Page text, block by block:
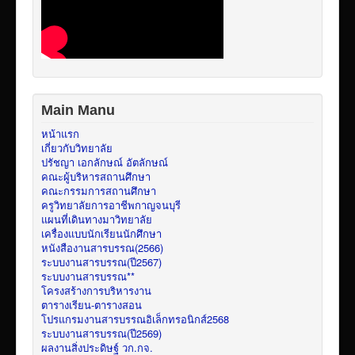
Main Manu
หน้าแรก
เกี่ยวกับวิทยาลัย
ปรัชญา เอกลักษณ์ อัตลักษณ์
คณะผู้บริหารสถานศึกษา
คณะกรรมการสถานศึกษา
ครูวิทยาลัยการอาชีพกาญจนบุรี
แผนที่เดินทางมาวิทยาลัย
เครื่องแบบนักเรียนนักศึกษา
หนังสืองานสารบรรณ(2566)
ระบบงานสารบรรณ(ปี2567)
ระบบงานสารบรรณ**
โครงสร้างการบริหารงาน
ตารางเรียน-ตารางสอน
โปรแกรมงานสารบรรณอิเล็กทรอนิกส์2568
ระบบงานสารบรรณ(ปี2569)
ผลงานสิ่งประดิษฐ์ วก.กจ.